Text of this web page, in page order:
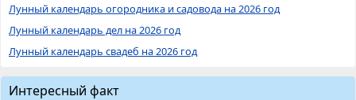
Лунный календарь огородника и садовода на 2026 год
Лунный календарь дел на 2026 год
Лунный календарь свадеб на 2026 год
Интересный факт